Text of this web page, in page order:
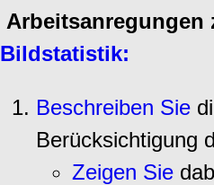
Arbeitsanregungen
Bildstatistik:
Beschreiben Sie
Berücksichtigung
Zeigen Sie